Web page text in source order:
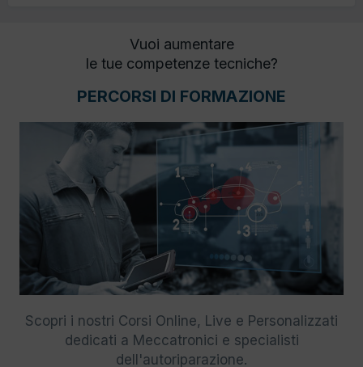
Vuoi aumentare
le tue competenze tecniche?
PERCORSI DI FORMAZIONE
Scopri i nostri Corsi Online, Live e Personalizzati
dedicati a Meccatronici e specialisti
dell'autoriparazione.